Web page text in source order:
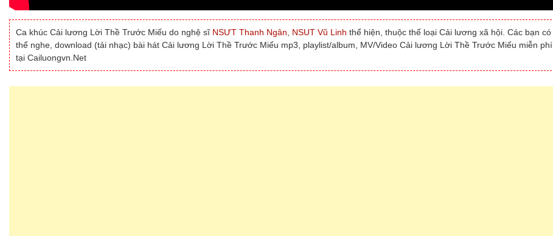
Ca khúc Cải lương Lời Thề Trước Miếu do nghệ sĩ NSƯT Thanh Ngân NSUT Vũ Linh thể hiện, thuộc thể loại Cải lương xã hội. Các bạn có
thể nghe, download (tải nhạc) bài hát Cải lương Lời Thề Trước Miếu mp3, playlist/album, MV/Video Cải lương Lời Thề Trước Miếu miễn phí
tại Cailuongvn.Net